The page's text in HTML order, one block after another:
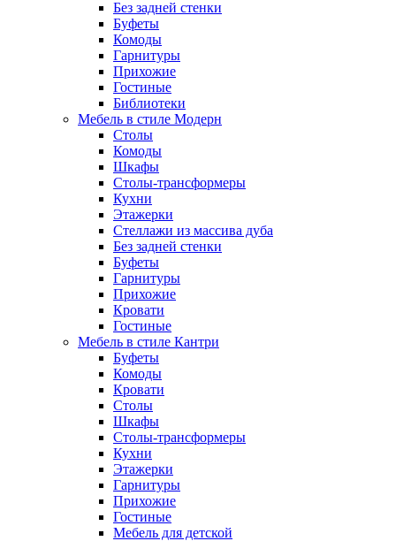
Без задней стенки
Буфеты
Комоды
Гарнитуры
Прихожие
Гостиные
Библиотеки
Мебель в стиле Модерн
Столы
Комоды
Шкафы
Столы-трансформеры
Кухни
Этажерки
Стеллажи из массива дуба
Без задней стенки
Буфеты
Гарнитуры
Прихожие
Кровати
Гостиные
Мебель в стиле Кантри
Буфеты
Комоды
Кровати
Столы
Шкафы
Столы-трансформеры
Кухни
Этажерки
Гарнитуры
Прихожие
Гостиные
Мебель для детской